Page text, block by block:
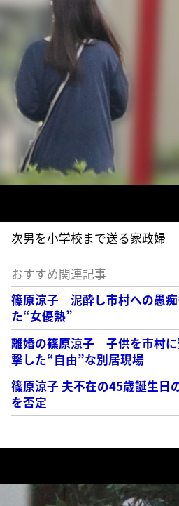
次男を小学校まで送る家政婦
おすすめ関連記事
篠原涼子 泥酔し市村への愚
た“女優熱”
離婚の篠原涼子 子供を市村
撃した“自由”な別居現場
篠原涼子 夫不在の45歳誕生
を否定